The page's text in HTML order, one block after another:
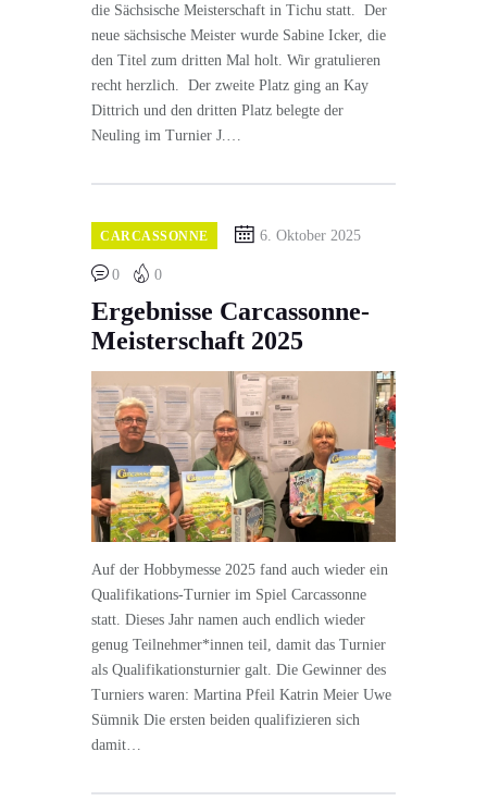
die Sächsische Meisterschaft in Tichu statt. Der
neue sächsische Meister wurde Sabine Icker, die
den Titel zum dritten Mal holt. Wir gratulieren
recht herzlich. Der zweite Platz ging an Kay
Dittrich und den dritten Platz belegte der
Neuling im Turnier J.…
CARCASSONNE 6. Oktober 2025
0 0
Ergebnisse Carcassonne-
Meisterschaft 2025
Auf der Hobbymesse 2025 fand auch wieder ein
Qualifikations-Turnier im Spiel Carcassonne
statt. Dieses Jahr namen auch endlich wieder
genug Teilnehmer*innen teil, damit das Turnier
als Qualifikationsturnier galt. Die Gewinner des
Turniers waren: Martina Pfeil Katrin Meier Uwe
Sümnik Die ersten beiden qualifizieren sich
damit…